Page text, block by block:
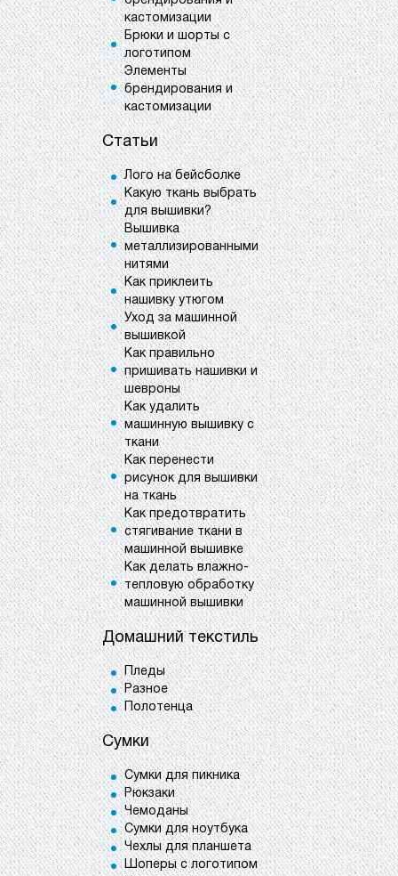
кастомизации
Брюки и шорты с
логотипом
Элементы
брендирования и
кастомизации
Статьи
Лого на бейсболке
Какую ткань выбрать
для вышивки?
Вышивка
металлизированными
нитями
Как приклеить
нашивку утюгом
Уход за машинной
вышивкой
Как правильно
пришивать нашивки и
шевроны
Как удалить
машинную вышивку с
ткани
Как перенести
рисунок для вышивки
на ткань
Как предотвратить
стягивание ткани в
машинной вышивке
Как делать влажно-
тепловую обработку
машинной вышивки
Домашний текстиль
Пледы
Разное
Полотенца
Сумки
Сумки для пикника
Рюкзаки
Чемоданы
Сумки для ноутбука
Чехлы для планшета
Шоперы с логотипом